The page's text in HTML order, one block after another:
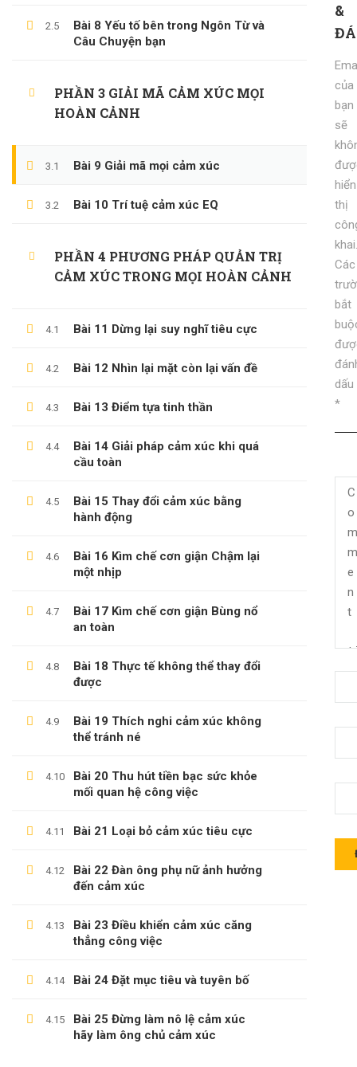
2.5
Bài 8 Yếu tố bên trong Ngôn Từ và
Câu Chuyện bạn
PHẦN 3 GIẢI MÃ CẢM XÚC MỌI
HOÀN CẢNH
3.1 Bài 9 Giải mã mọi cảm xúc
3.2 Bài 10 Trí tuệ cảm xúc EQ
PHẦN 4 PHƯƠNG PHÁP QUẢN TRỊ
CẢM XÚC TRONG MỌI HOÀN CẢNH
4.1 Bài 11 Dừng lại suy nghĩ tiêu cực
4.2 Bài 12 Nhìn lại mặt còn lại vấn đề
4.3 Bài 13 Điểm tựa tinh thần
4.4
Bài 14 Giải pháp cảm xúc khi quá
cầu toàn
4.5
Bài 15 Thay đổi cảm xúc bằng
hành động
4.6
Bài 16 Kìm chế cơn giận Chậm lại
một nhịp
4.7
Bài 17 Kìm chế cơn giận Bùng nổ
an toàn
4.8
Bài 18 Thực tế không thể thay đổi
được
4.9
Bài 19 Thích nghi cảm xúc không
thể tránh né
4.10
Bài 20 Thu hút tiền bạc sức khỏe
mối quan hệ công việc
4.11 Bài 21 Loại bỏ cảm xúc tiêu cực
4.12
Bài 22 Đàn ông phụ nữ ảnh hưởng
đến cảm xúc
4.13
Bài 23 Điều khiển cảm xúc căng
thẳng công việc
4.14 Bài 24 Đặt mục tiêu và tuyên bố
4.15
Bài 25 Đừng làm nô lệ cảm xúc
hãy làm ông chủ cảm xúc
&
của
bạn
sẽ
hiển
thị
khai.
Các
bắt
dấu
*
KỸ NĂNG KỶ LUẬT BẢN THÂN
600,000 ₫99,000 ₫
(0)347658345
duymillionaires@gmail.com
LÊ TRỌNG DUY
Hợp Tác Giảng Dạy
Các Khóa Học
Câu Hỏi Thường Gặp
Chính Sách & Điều Khoản
Đăng Ký Affiliate
CÁC CHỦ ĐỀ
Blog